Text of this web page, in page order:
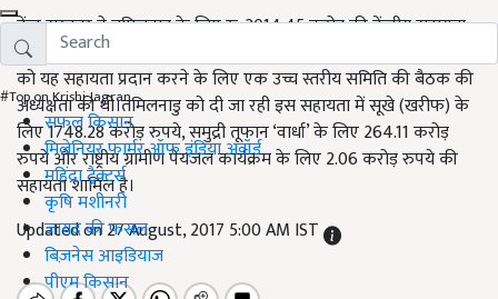
#Top on Krishi Jagran
सफल किसान
मिलेनियर फार्मर ऑफ इंडिया अवॉर्ड
महिंद्रा ट्रैक्टर्स
कृषि मशीनरी
जायद की फसल
बिज़नेस आइडियाज
पीएम किसान
केंद्र सरकार ने तमिलनाडु के लिए रु. 2014.45 करोड़ की केंद्रीय सहायता
जारी की। केंद्रीय गृह मंत्री श्री राजनाथ सिंह ने मार्च 23, 2017 को तमिलनाडु
को यह सहायता प्रदान करने के लिए एक उच्च स्तरीय समिति की बैठक की
अध्यक्षता की थी।तमिलनाडु को दी जा रही इस सहायता में सूखे (खरीफ) के
लिए 1748.28 करोड़ रुपये, समुद्री तूफान ‘वार्धा’ के लिए 264.11 करोड़
रुपये और राष्ट्रीय ग्रामीण पेयजल कार्यक्रम के लिए 2.06 करोड़ रुपये की
सहायता शामिल है।
Updated on 27 August, 2017 5:00 AM IST